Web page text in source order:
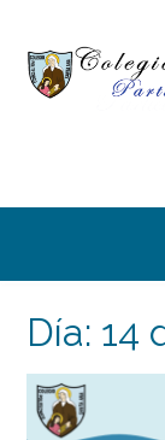
contenido
Día: 14